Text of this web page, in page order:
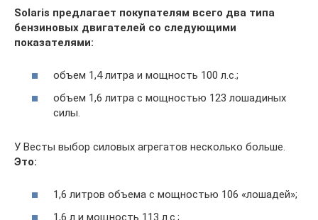
Solaris предлагает покупателям всего два типа
бензиновых двигателей со следующими
показателями:
объем 1,4 литра и мощность 100 л.с.;
объем 1,6 литра с мощностью 123 лошадиных
силы.
У Весты выбор силовых агрегатов несколько больше.
Это:
1,6 литров объема с мощностью 106 «лошадей»;
1,6 л и мощность 113 л.с.;